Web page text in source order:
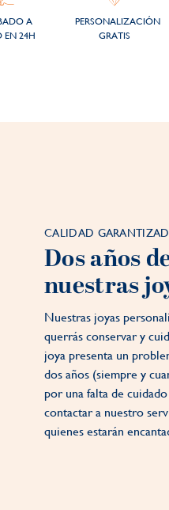
A
EN 24H
PERSONALIZACIÓN
GRATIS
CALIDAD
Dos años
nuestras
Nuestras joyas
querrás conservar y
joya presenta un
dos años (siempre y
por una falta de
contactar a nuestro
quienes estarán